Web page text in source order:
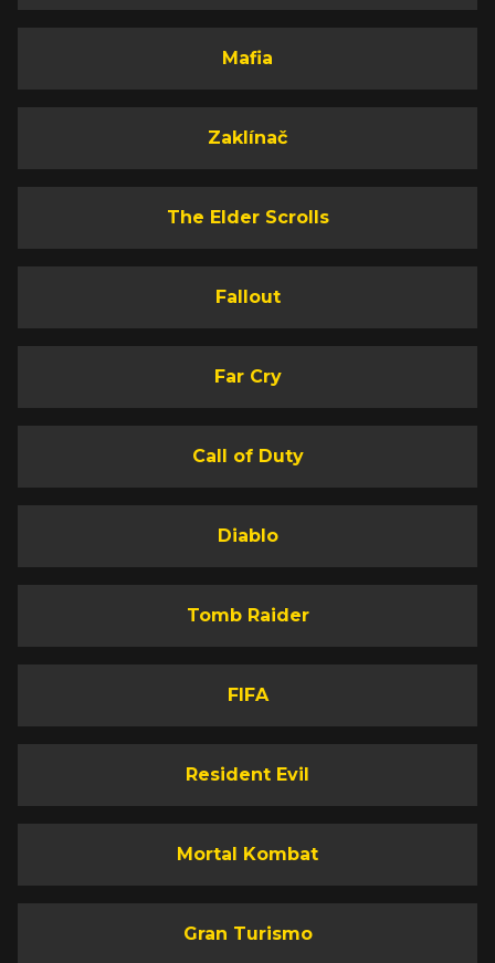
Mafia
Zaklínač
The Elder Scrolls
Fallout
Far Cry
Call of Duty
Diablo
Tomb Raider
FIFA
Resident Evil
Mortal Kombat
Gran Turismo